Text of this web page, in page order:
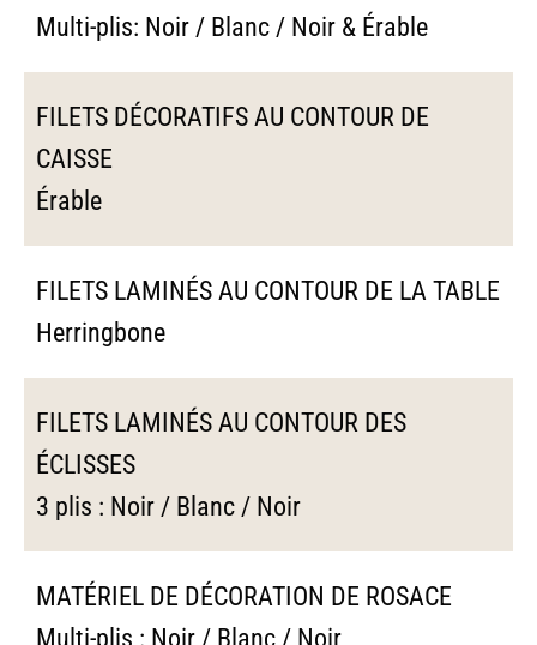
Multi-plis: Noir / Blanc / Noir & Érable
FILETS DÉCORATIFS AU CONTOUR DE
CAISSE
Érable
FILETS LAMINÉS AU CONTOUR DE LA TABLE
Herringbone
FILETS LAMINÉS AU CONTOUR DES
ÉCLISSES
3 plis : Noir / Blanc / Noir
MATÉRIEL DE DÉCORATION DE ROSACE
Multi-plis : Noir / Blanc / Noir